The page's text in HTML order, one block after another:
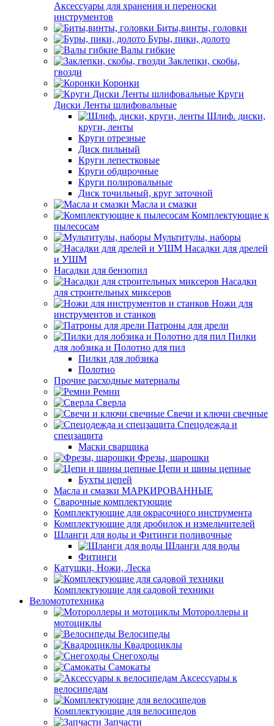
Аксессуары для хранения и переноски
инструментов
Биты,винты, головки
Буры, пики, долото
Валы гибкие
Заклепки, скобы,
гвозди
Коронки
Круги
Диски Ленты шлифовальные
Шлиф. диски,
круги, ленты
Круги отрезные
Диск пильный
Круги лепестковые
Круги обдирочные
Круги полировальные
Диск точильный, круг заточной
Масла и смазки
Комплектующие к
пылесосам
Мультитулы, наборы
Насадки для дрелей
и УШМ
Насадки для бензопил
Насадки
для строительных миксеров
Ножи для
инструментов и станков
Патроны для дрели
Пилки
для лобзика и Полотно для пил
Пилки для лобзика
Полотно
Прочие расходные материалы
Ремни
Сверла
Свечи и ключи свечные
Спецодежда и
спецзащита
Маски сварщика
Фрезы, шарошки
Цепи и шины цепные
Бухты цепей
Масла и смазки МАРКИРОВАННЫЕ
Сварочные комплектующие
Комплектующие для окрасочного инструмента
Комплектующие для дробилок и измельчителей
Шланги для воды и Фитинги поливочные
Шланги для воды
Фитинги
Катушки, Ножи, Леска
Комплектующие для садовой техники
Веломототехника
Мотороллеры и
мотоциклы
Велосипеды
Квадроциклы
Снегоходы
Самокаты
Аксессуары к
велосипедам
Комплектующие для велосипедов
Запчасти